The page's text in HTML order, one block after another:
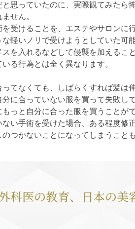
思っていたのに、実際観てみたら
せん。
受けることを、エステやサロンに
軽いノリで受けようとしていた可
を入れるなどして侵襲を加えるこ
る行為とは全く異なります。
てなくても、しばらくすれば髪は
に合っていない服を買って失敗し
っと自分に合った服を買うことがで
い手術を受けた場合、ある程度修
つかないことになってしまうこと
科医の教育、 日本の美